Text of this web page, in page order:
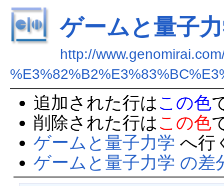
ゲームと量子
http://
追加された行は この色
削除された行は この色
ゲームと量子力学 へ行
ゲームと量子力学 の差